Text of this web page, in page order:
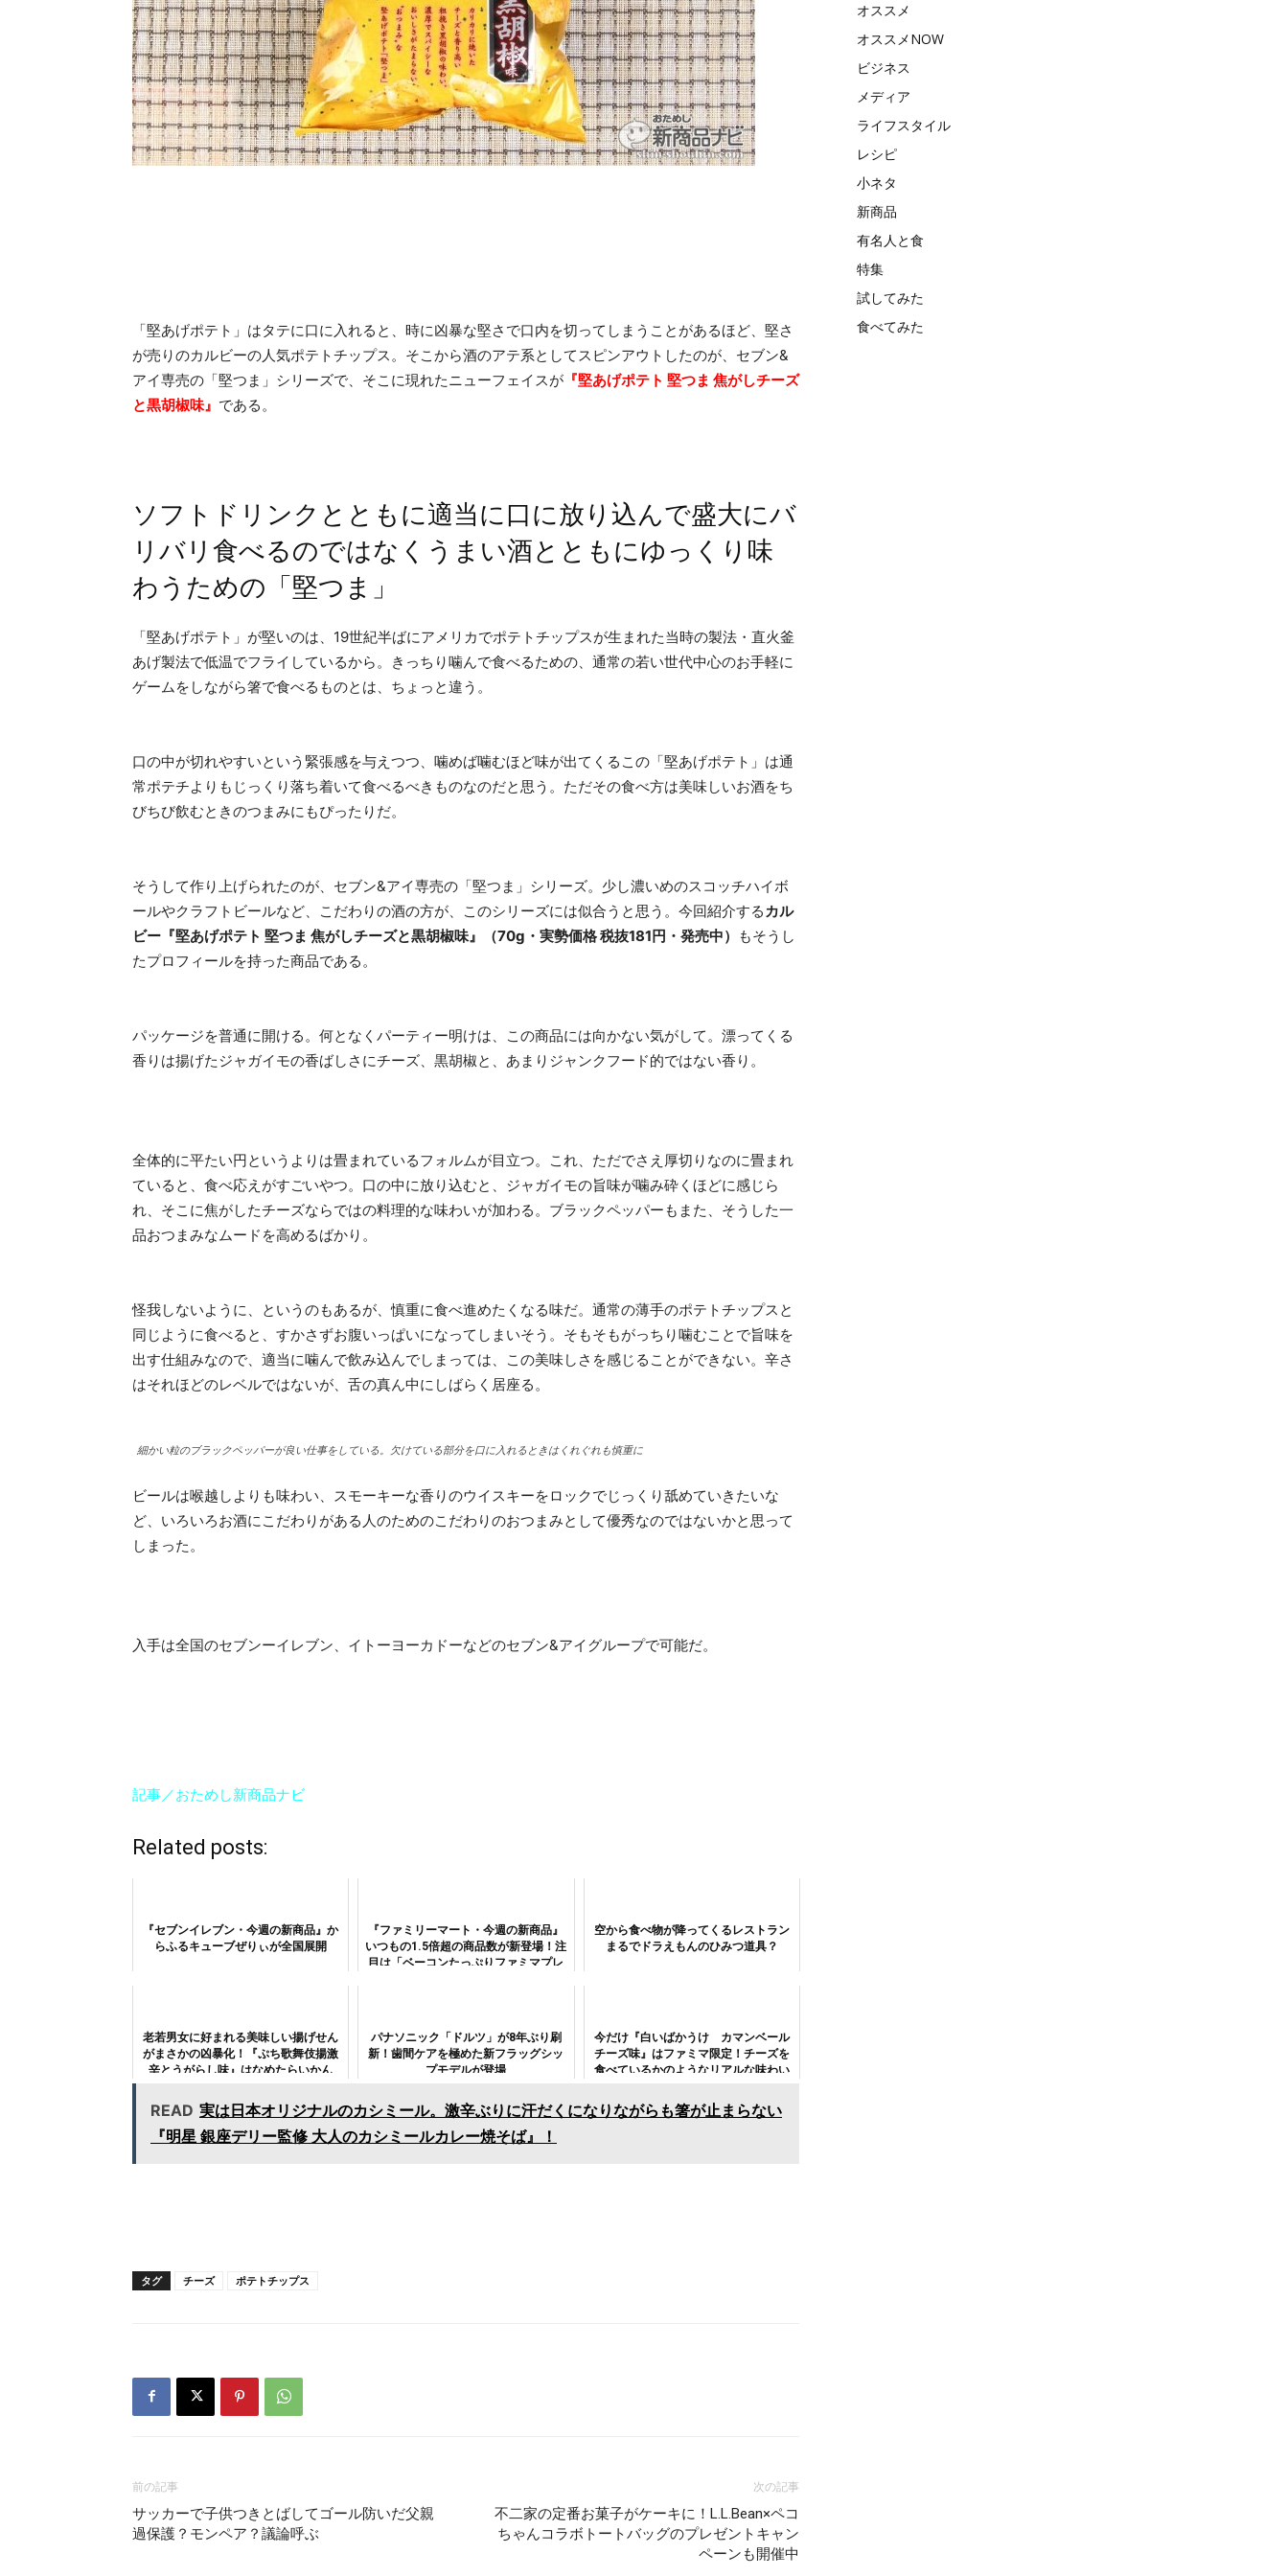
「堅あげポテト」はタテに口に入れると、時に凶暴な堅さで口内を切ってしまうことがあるほど、堅さ
が売りのカルビーの人気ポテトチップス。そこから酒のアテ系としてスピンアウトしたのが、セブン&
アイ専売の「堅つま」シリーズで、そこに現れたニューフェイスが 『堅あげポテト 堅つま 焦がしチーズ
と黒胡椒味』 である。
ソフトドリンクとともに適当に口に放り込んで盛大にバ
リバリ食べるのではなくうまい酒とともにゆっくり味
わうための「堅つま」
「堅あげポテト」が堅いのは、19世紀半ばにアメリカでポテトチップスが生まれた当時の製法・直火釜
あげ製法で低温でフライしているから。きっちり噛んで食べるための、通常の若い世代中心のお手軽に
ゲームをしながら箸で食べるものとは、ちょっと違う。
口の中が切れやすいという緊張感を与えつつ、噛めば噛むほど味が出てくるこの「堅あげポテト」は通
常ポテチよりもじっくり落ち着いて食べるべきものなのだと思う。ただその食べ方は美味しいお酒をち
びちび飲むときのつまみにもぴったりだ。
そうして作り上げられたのが、セブン&アイ専売の「堅つま」シリーズ。少し濃いめのスコッチハイボ
ールやクラフトビールなど、こだわりの酒の方が、このシリーズには似合うと思う。今回紹介する カル
ビー『堅あげポテト 堅つま 焦がしチーズと黒胡椒味』（70g・実勢価格 税抜181円・発売中）
もそうし
たプロフィールを持った商品である。
パッケージを普通に開ける。何となくパーティー明けは、この商品には向かない気がして。漂ってくる
香りは揚げたジャガイモの香ばしさにチーズ、黒胡椒と、あまりジャンクフード的ではない香り。
全体的に平たい円というよりは畳まれているフォルムが目立つ。これ、ただでさえ厚切りなのに畳まれ
ていると、食べ応えがすごいやつ。口の中に放り込むと、ジャガイモの旨味が噛み砕くほどに感じら
れ、そこに焦がしたチーズならではの料理的な味わいが加わる。ブラックペッパーもまた、そうした一
品おつまみなムードを高めるばかり。
怪我しないように、というのもあるが、慎重に食べ進めたくなる味だ。通常の薄手のポテトチップスと
同じように食べると、すかさずお腹いっぱいになってしまいそう。そもそもがっちり噛むことで旨味を
出す仕組みなので、適当に噛んで飲み込んでしまっては、この美味しさを感じることができない。辛さ
はそれほどのレベルではないが、舌の真ん中にしばらく居座る。
細かい粒のブラックペッパーが良い仕事をしている。欠けている部分を口に入れるときはくれぐれも慎重に
ビールは喉越しよりも味わい、スモーキーな香りのウイスキーをロックでじっくり舐めていきたいな
ど、いろいろお酒にこだわりがある人のためのこだわりのおつまみとして優秀なのではないかと思って
しまった。
入手は全国のセブンーイレブン、イトーヨーカドーなどのセブン&アイグループで可能だ。
記事／おためし新商品ナビ
Related posts:
『セブンイレブン・今週の新商品』か
らふるキューブぜりぃが全国展開
『ファミリーマート・今週の新商品』
いつもの1.5倍超の商品数が新登場！注
目は「ベーコンたっぷりファミマプレ
空から食べ物が降ってくるレストラン
まるでドラえもんのひみつ道具？
老若男女に好まれる美味しい揚げせん
がまさかの凶暴化！『ぷち歌舞伎揚激
辛とうがらし味』はなめたらいかん
パナソニック「ドルツ」が8年ぶり刷
新！歯間ケアを極めた新フラッグシッ
プモデルが登場
今だけ『白いばかうけ カマンベール
チーズ味』はファミマ限定！チーズを
食べているかのようなリアルな味わい
READ 実は日本オリジナルのカシミール。激辛ぶりに汗だくになりながらも箸が止まらない
『明星 銀座デリー監修 大人のカシミールカレー焼そば』！
タグ チーズ ポテトチップス
前の記事
サッカーで子供つきとばしてゴール防いだ父親
過保護？モンペア？議論呼ぶ
次の記事
不二家の定番お菓子がケーキに！L.L.Bean×ペコ
ちゃんコラボトートバッグのプレゼントキャン
ペーンも開催中
オススメ
オススメNOW
ビジネス
メディア
ライフスタイル
レシピ
小ネタ
新商品
有名人と食
特集
試してみた
食べてみた